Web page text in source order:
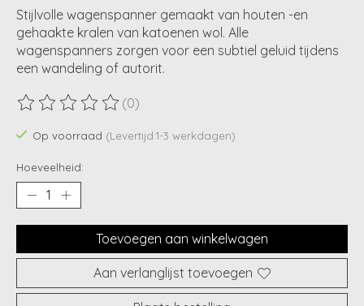
Stijlvolle wagenspanner gemaakt van houten -en
gehaakte kralen van katoenen wol. Alle
wagenspanners zorgen voor een subtiel geluid tijdens
een wandeling of autorit.
De beoordeling van dit product is
(0)
Op voorraad (Levertijd:1-3 werkdagen)
Hoeveelheid:
Toevoegen aan winkelwagen
Aan verlanglijst toevoegen